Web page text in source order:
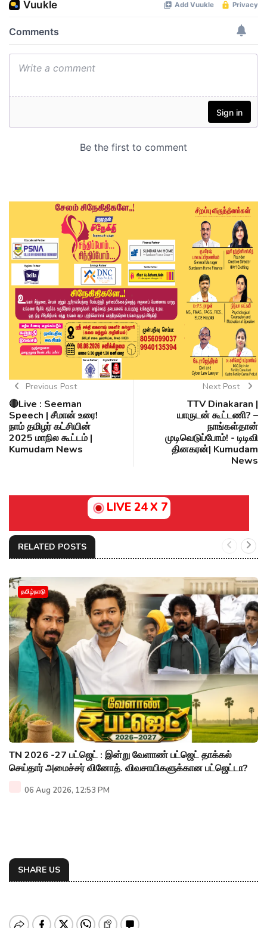
Previous Post
🔴Live : Seeman
Speech | சீமான் உரை!
நாம் தமிழர் கட்சியின்
2025 மாநில கூட்டம் |
Kumudam News
Next Post
TTV Dinakaran |
யாருடன் கூட்டணி? –
நாங்கள்தான்
முடிவெடுப்போம்! - டிடிவி
தினகரன்| Kumudam
News
LIVE 24 X 7
RELATED POSTS
தமிழ்நாடு
TN 2026 -27 பட்ஜெட் : இன்று வேளாண் பட்ஜெட் தாக்கல்
செய்தார் அமைச்சர் வினோத். விவசாயிகளுக்கான பட்ஜெட்டா?
06 Aug 2026, 12:53 PM
SHARE US